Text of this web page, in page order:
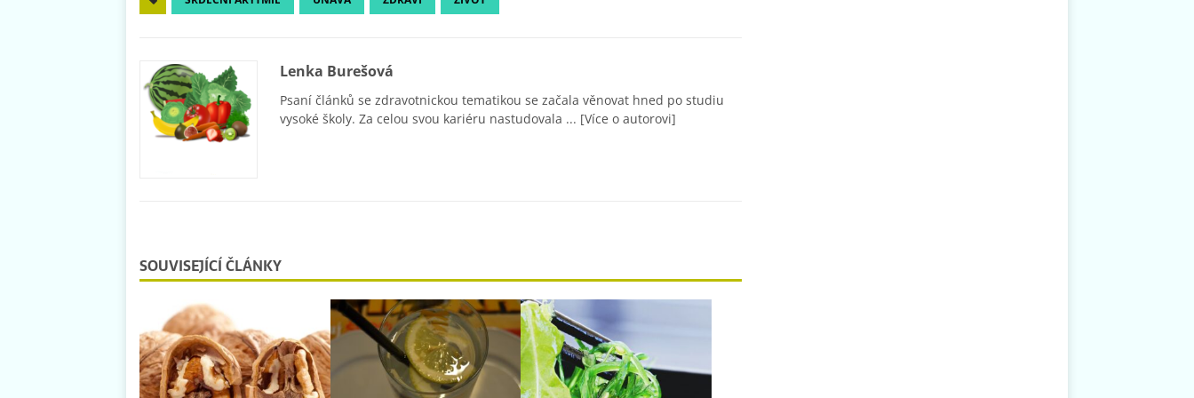
Lenka Burešová
Psaní článků se zdravotnickou tematikou se začala věnovat hned po studiu
vysoké školy. Za celou svou kariéru nastudovala ... [Více o autorovi]
SOUVISEJÍCÍ ČLÁNKY